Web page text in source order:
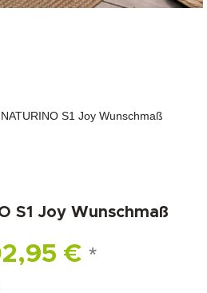
S1 Joy Wunschmaß
S1 Joy Wunschmaß
€ *